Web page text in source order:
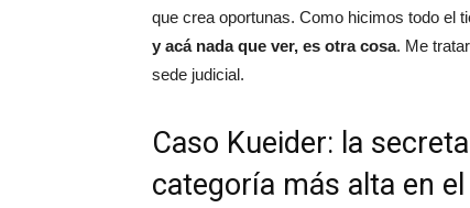
que crea oportunas. Como hicimos todo el
y acá nada que ver, es otra cosa. Me
sede judicial.
Caso Kueider: la
categoría más alta en